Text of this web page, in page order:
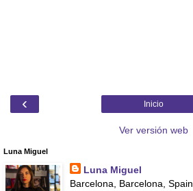
‹ Inicio
Ver versión web
Luna Miguel
Luna Miguel
Barcelona, Barcelona, Spain